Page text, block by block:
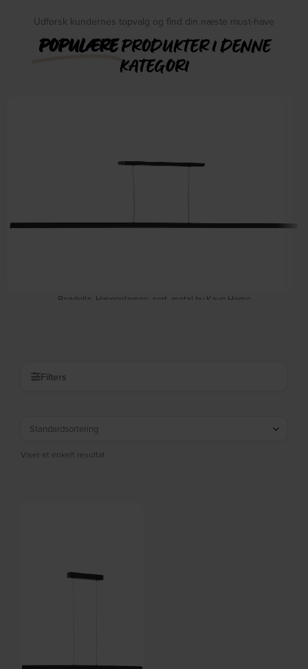
Udforsk kundernes topvalg og find din næste must-have
POPULÆREPRODUKTER I DENNE
KATEGORI
Boadella, Hængelampe, sort, metal by Kave Home
Filters
Viser et enkelt resultat